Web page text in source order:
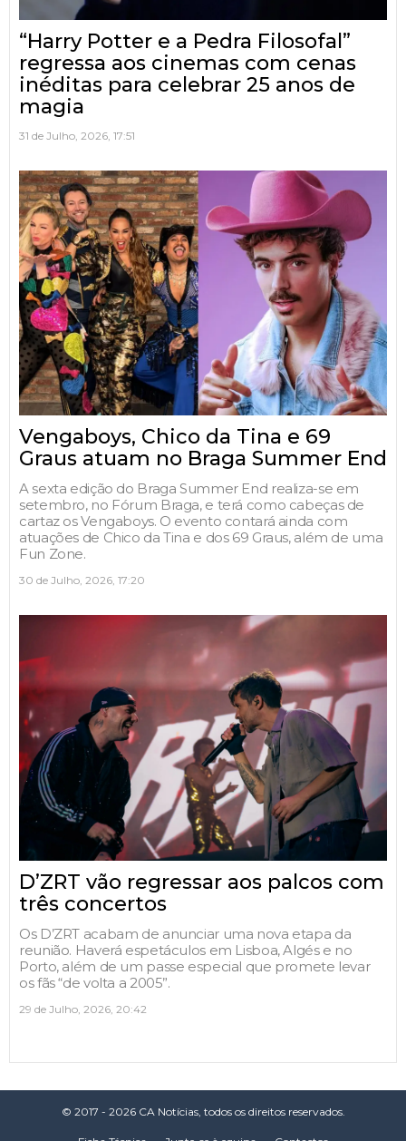
“Harry Potter e a Pedra Filosofal”
regressa aos cinemas com cenas
inéditas para celebrar 25 anos de
magia
31 de Julho, 2026, 17:51
Vengaboys, Chico da Tina e 69
Graus atuam no Braga Summer End
A sexta edição do Braga Summer End realiza-se em
setembro, no Fórum Braga, e terá como cabeças de
cartaz os Vengaboys. O evento contará ainda com
atuações de Chico da Tina e dos 69 Graus, além de uma
Fun Zone.
30 de Julho, 2026, 17:20
D’ZRT vão regressar aos palcos com
três concertos
Os D’ZRT acabam de anunciar uma nova etapa da
reunião. Haverá espetáculos em Lisboa, Algés e no
Porto, além de um passe especial que promete levar
os fãs “de volta a 2005”.
29 de Julho, 2026, 20:42
© 2017 - 2026 CA Notícias, todos os direitos reservados.